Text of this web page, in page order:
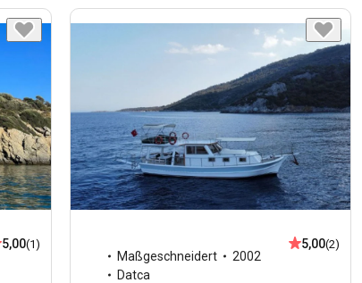
5,00(1)
Maßgeschneidert
2002
Datca
5,00(2)